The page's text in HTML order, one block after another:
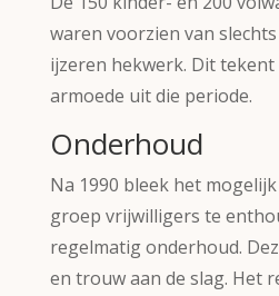
waren voorzien van
ijzeren hekwerk. Dit tekent
armoede uit die periode.
Onderhoud
Na 1990 bleek het
groep vrijwilligers te
regelmatig onderhoud.
en trouw aan de slag. Het